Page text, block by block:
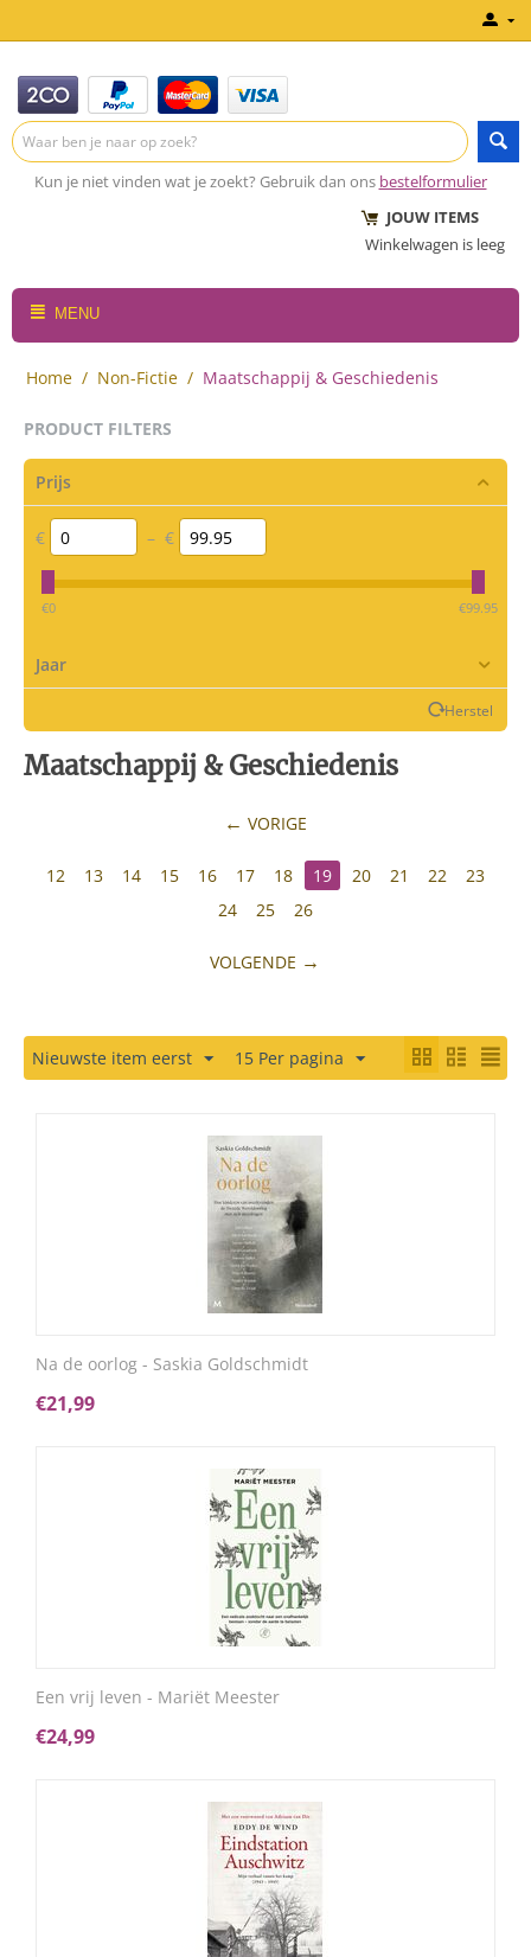
Kun je niet vinden wat je zoekt? Gebruik dan ons bestelformulier
JOUW ITEMS
Winkelwagen is leeg
MENU
Home / Non-Fictie / Maatschappij & Geschiedenis
PRODUCT FILTERS
Prijs
€ – €
‎€0 ‎€99.95
Jaar
Herstel
Maatschappij & Geschiedenis
VORIGE
12 13 14 15 16 17 18 19 20 21 22
23
24
25 26
VOLGENDE
Nieuwste item eerst 15 Per pagina
Na de oorlog - Saskia Goldschmidt
€21,99
Een vrij leven - Mariët Meester
€24,99